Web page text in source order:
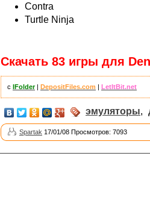
Contra
Turtle Ninja
Скачать 83 игры для
с IFolder| DepositFiles.com LetItBit.net
эмуляторы,
Spartak 17/01/08 Просмотров: 7093